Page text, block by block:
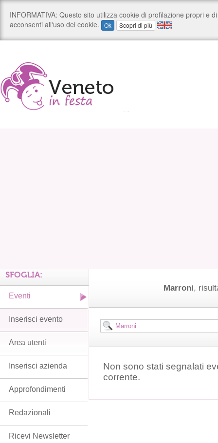
Marroni,
Non sono stati segnalati
corrente.
SFOGLIA:
Eventi
Inserisci evento
Area utenti
Inserisci azienda
Approfondimenti
Redazionali
Ricevi Newsletter